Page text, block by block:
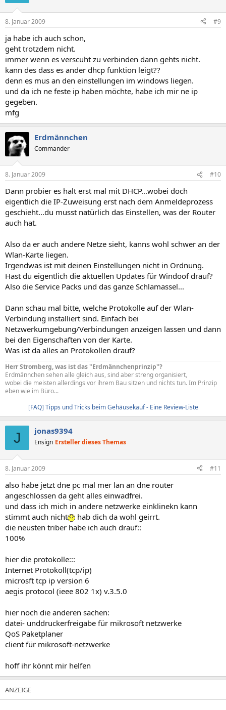
8. Januar 2009 #9
ja habe ich auch schon,
geht trotzdem nicht.
immer wenn es verscuht zu verbinden dann gehts nicht.
kann des dass es ander dhcp funktion leigt??
denn es mus an den einstellungen im windows liegen.
und da ich ne feste ip haben möchte, habe ich mir ne ip
gegeben.
mfg
Erdmännchen
Commander
8. Januar 2009 #10
Dann probier es halt erst mal mit DHCP...wobei doch
eigentlich die IP-Zuweisung erst nach dem Anmeldeprozess
geschieht...du musst natürlich das Einstellen, was der Router
auch hat.
Also da er auch andere Netze sieht, kanns wohl schwer an der
Wlan-Karte liegen.
Irgendwas ist mit deinen Einstellungen nicht in Ordnung.
Hast du eigentlich die aktuellen Updates für Windoof drauf?
Also die Service Packs und das ganze Schlamassel...
Dann schau mal bitte, welche Protokolle auf der Wlan-
Verbindung installiert sind. Einfach bei
Netzwerkumgebung/Verbindungen anzeigen lassen und dann
bei den Eigenschaften von der Karte.
Was ist da alles an Protokollen drauf?
Herr Stromberg, was ist das "Erdmännchenprinzip"?
Erdmännchen sehen alle gleich aus, sind aber streng organisiert,
wobei die meisten allerdings vor ihrem Bau sitzen und nichts tun. Im Prinzip
eben wie im Büro...
[FAQ] Tipps und Tricks beim Gehäusekauf - Eine Review-Liste
J jonas9394
Ensign Ersteller dieses Themas
8. Januar 2009 #11
also habe jetzt dne pc mal mer lan an dne router
angeschlossen da geht alles einwadfrei.
und dass ich mich in andere netzwerke einklinekn kann
stimmt auch nicht
hab dich da wohl geirrt.
die neusten triber habe ich auch drauf::
100%
hier die protokolle:::
Internet Protokoll(tcp/ip)
microsft tcp ip version 6
aegis protocol (ieee 802 1x) v.3.5.0
hier noch die anderen sachen:
datei- unddruckerfreigabe für mikrosoft netzwerke
QoS Paketplaner
client für mikrosoft-netzwerke
hoff ihr könnt mir helfen